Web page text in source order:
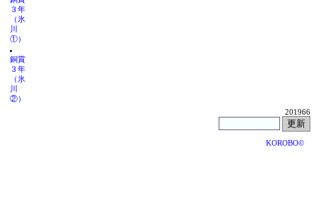
３年
（氷
川
①）
銅賞
３年
（氷
川
②）
201966
KOROBO©